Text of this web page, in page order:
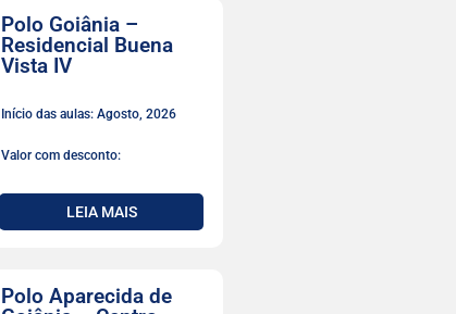
Polo Goiânia –
Residencial Buena
Vista IV
Início das aulas: Agosto, 2026
Valor com desconto:
LEIA MAIS
Polo Aparecida de